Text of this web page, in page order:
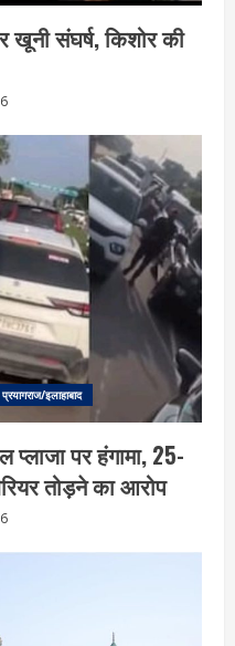
खूनी संघर्ष, किशोर की
प्रयागराज/इलाहाबाद
पर हंगामा, 25-
तोड़ने का आरोप